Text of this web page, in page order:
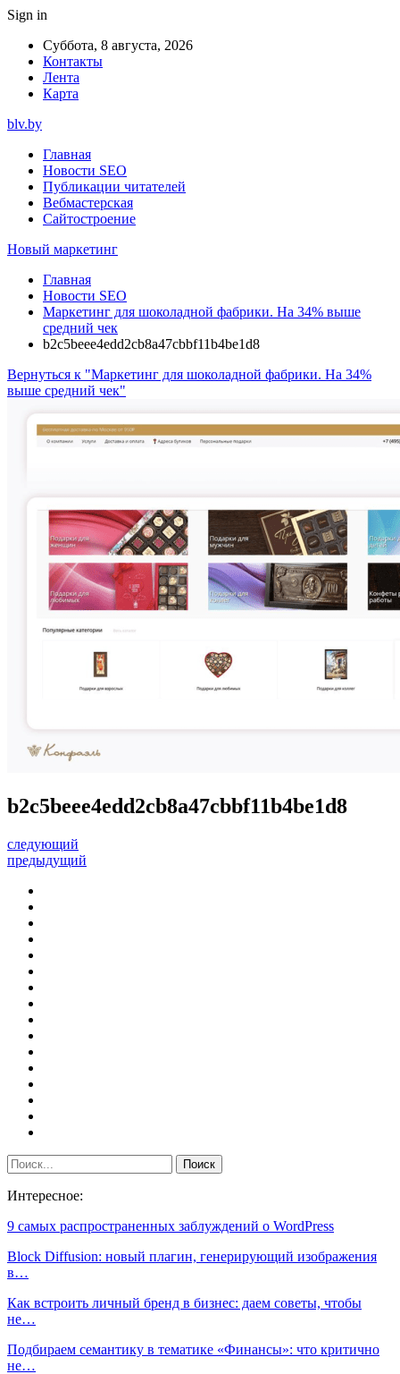
Sign in
Суббота, 8 августа, 2026
Контакты
Лента
Карта
blv.by
Главная
Новости SEO
Публикации читателей
Вебмастерская
Сайтостроение
Новый маркетинг
Главная
Новости SEO
Маркетинг для шоколадной фабрики. На 34% выше
средний чек
b2c5beee4edd2cb8a47cbbf11b4be1d8
Вернуться к "Маркетинг для шоколадной фабрики. На 34%
выше средний чек"
b2c5beee4edd2cb8a47cbbf11b4be1d8
следующий
предыдущий
Интересное:
9 самых распространенных заблуждений о WordPress
Block Diffusion: новый плагин, генерирующий изображения
в…
Как встроить личный бренд в бизнес: даем советы, чтобы
не…
Подбираем семантику в тематике «Финансы»: что критично
не…